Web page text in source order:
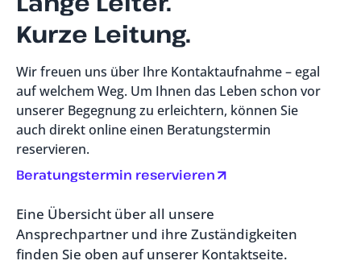
Kurze Leitung.
Wir freuen uns über Ihre Kontaktaufnahme – egal
auf welchem Weg. Um Ihnen das Leben schon vor
unserer Begegnung zu erleichtern, können Sie
auch direkt online einen Beratungstermin
reservieren.
Beratungstermin reservieren
Eine Übersicht über all unsere
Ansprechpartner und ihre Zuständigkeiten
finden Sie oben auf unserer Kontaktseite.